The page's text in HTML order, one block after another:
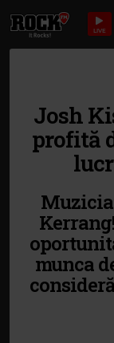
LIVE
Josh
profită
munca